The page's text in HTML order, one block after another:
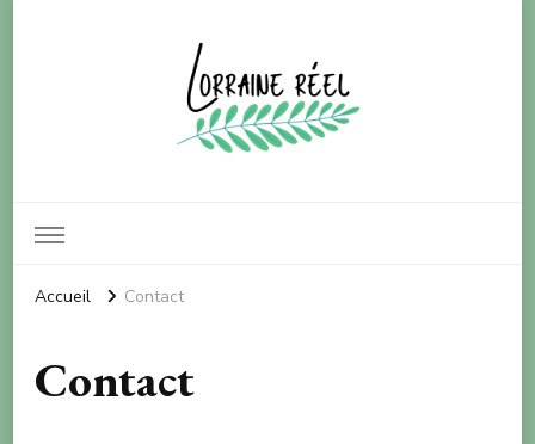
Accueil Contact
Contact